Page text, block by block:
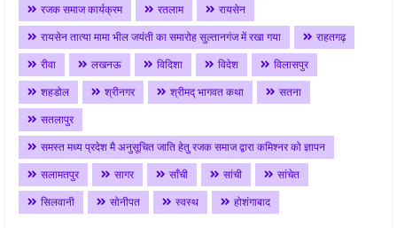
रजक समाज कार्यक्रम
रतलाम
रायसेन
रायसेन तात्या मामा भील जयंती का समारोह सुल्तानगंज में रखा गया
राहतगढ़
रीवा
लखनऊ विदिशा विदेश
विलासपुर
शहडोल
श्रीनगर श्रीमद् भागवत कथा
सतना
सतलापुर
समस्त मध्य प्रदेश मै अनुसूचित जाति हेतु रजक समाज द्वारा कमिश्नर को ज्ञापन
सलामतपुर
सागर साँची सांची
सांचेत
सिलवानी
सोनीपत स्वस्थ होशंगाबाद